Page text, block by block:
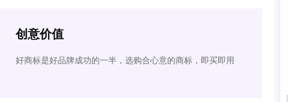
创意价值
好商标是好品牌成功的一半，选购合心意的商标，即买即用